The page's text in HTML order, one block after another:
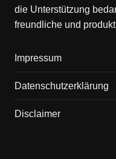
die Unterstützung
freundliche und
Impressum
Datenschutzerklärung
Disclaimer